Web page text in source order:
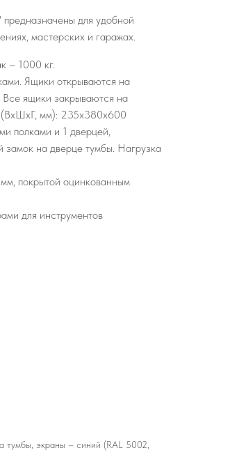
для удобной
мастерских и гаражах.
– 1000 кг.
Ящики открываются на
Все ящики закрываются на
(ВхШхГ, мм): 235х380х600
полками и 1 дверцей,
на дверце тумбы. Нагрузка
покрытой оцинкованным
для инструментов
тумбы, экраны – синий (RAL 5002,